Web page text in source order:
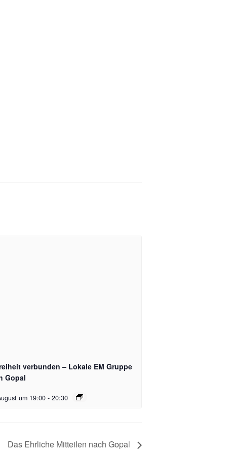
verbunden – Lokale EM Gruppe
Gopal
um 19:00 - 20:30
Das Ehrliche Mitteilen nach Gopal